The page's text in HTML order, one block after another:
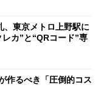
、東京メトロ上野駅に
カ”と“QRコード”専
作るべき「圧倒的コス